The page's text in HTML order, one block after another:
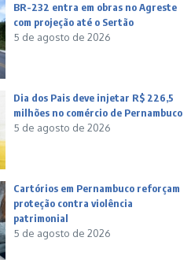
BR-232 entra em obras no Agreste
com projeção até o Sertão
5 de agosto de 2026
Dia dos Pais deve injetar R$ 226,5
milhões no comércio de Pernambuco
5 de agosto de 2026
Cartórios em Pernambuco reforçam
proteção contra violência
patrimonial
5 de agosto de 2026